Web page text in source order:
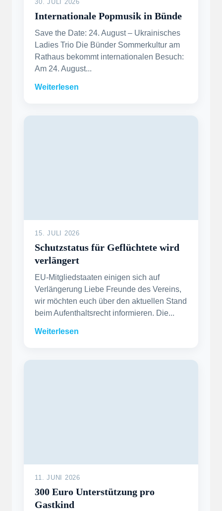
30. JULI 2026
Internationale Popmusik in Bünde
Save the Date: 24. August – Ukrainisches
Ladies Trio Die Bünder Sommerkultur am
Rathaus bekommt internationalen Besuch:
Am 24. August...
Weiterlesen
15. JULI 2026
Schutzstatus für Geflüchtete wird
verlängert
EU-Mitgliedstaaten einigen sich auf
Verlängerung Liebe Freunde des Vereins,
wir möchten euch über den aktuellen Stand
beim Aufenthaltsrecht informieren. Die...
Weiterlesen
11. JUNI 2026
300 Euro Unterstützung pro
Gastkind